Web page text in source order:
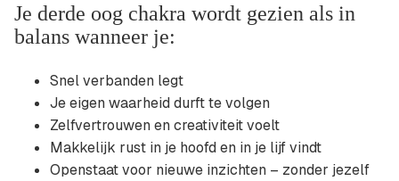
Je derde oog chakra wordt gezien als in
balans wanneer je:
Snel verbanden legt
Je eigen waarheid durft te volgen
Zelfvertrouwen en creativiteit voelt
Makkelijk rust in je hoofd en in je lijf vindt
Openstaat voor nieuwe inzichten – zonder jezelf